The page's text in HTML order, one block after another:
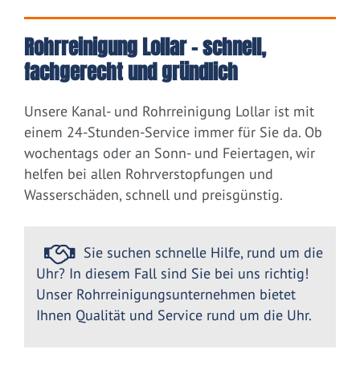
Rohrreinigung Lollar – schnell,
fachgerecht und gründlich
Unsere Kanal- und Rohrreinigung Lollar ist mit
einem 24-Stunden-Service immer für Sie da. Ob
wochentags oder an Sonn- und Feiertagen, wir
helfen bei allen Rohrverstopfungen und
Wasserschäden, schnell und preisgünstig.
Sie suchen schnelle Hilfe, rund um die
Uhr? In diesem Fall sind Sie bei uns richtig!
Unser Rohrreinigungsunternehmen bietet
Ihnen Qualität und Service rund um die Uhr.